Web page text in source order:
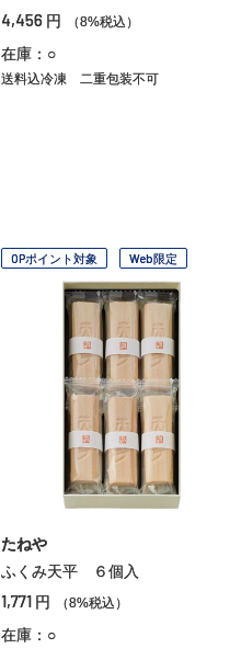
4,456 円 （8%税込）
在庫：○
送料込冷凍 二重包装不可
OPポイント対象 Web限定
たねや
ふくみ天平 ６個入
1,771 円 （8%税込）
在庫：○